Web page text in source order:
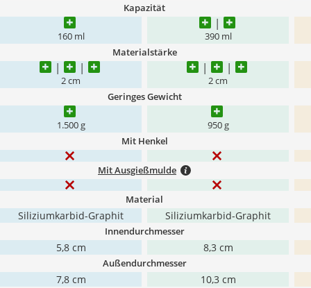
Kapazität
160 ml 390 ml
Materialstärke
2 cm 2 cm
Geringes Gewicht
1.500 g 950 g
Mit Henkel
Mit Ausgießmulde
Material
Siliziumkarbid-Graphit Siliziumkarbid-Graphit
Innendurchmesser
5,8 cm 8,3 cm
Außendurchmesser
7,8 cm 10,3 cm